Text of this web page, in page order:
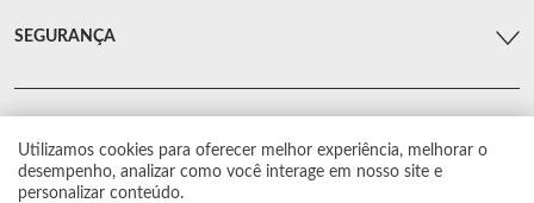
Utilizamos cookies para oferecer melhor experiência, melhorar o
desempenho, analizar como você interage em nosso site e
personalizar conteúdo.
SEGURANÇA
© Arsenal Car. Todos os direitos reservados.
Proibida reprodução total ou parcial. Preços e estoque sujeito a alterações sem